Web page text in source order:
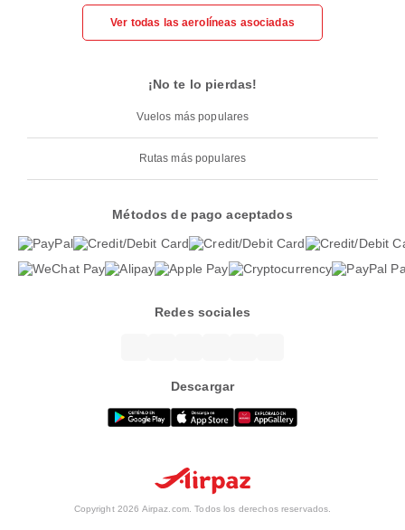
Ver todas las aerolíneas asociadas
¡No te lo pierdas!
Vuelos más populares
Rutas más populares
Métodos de pago aceptados
Redes sociales
Descargar
Copyright 2026 Airpaz.com. Todos los derechos reservados.